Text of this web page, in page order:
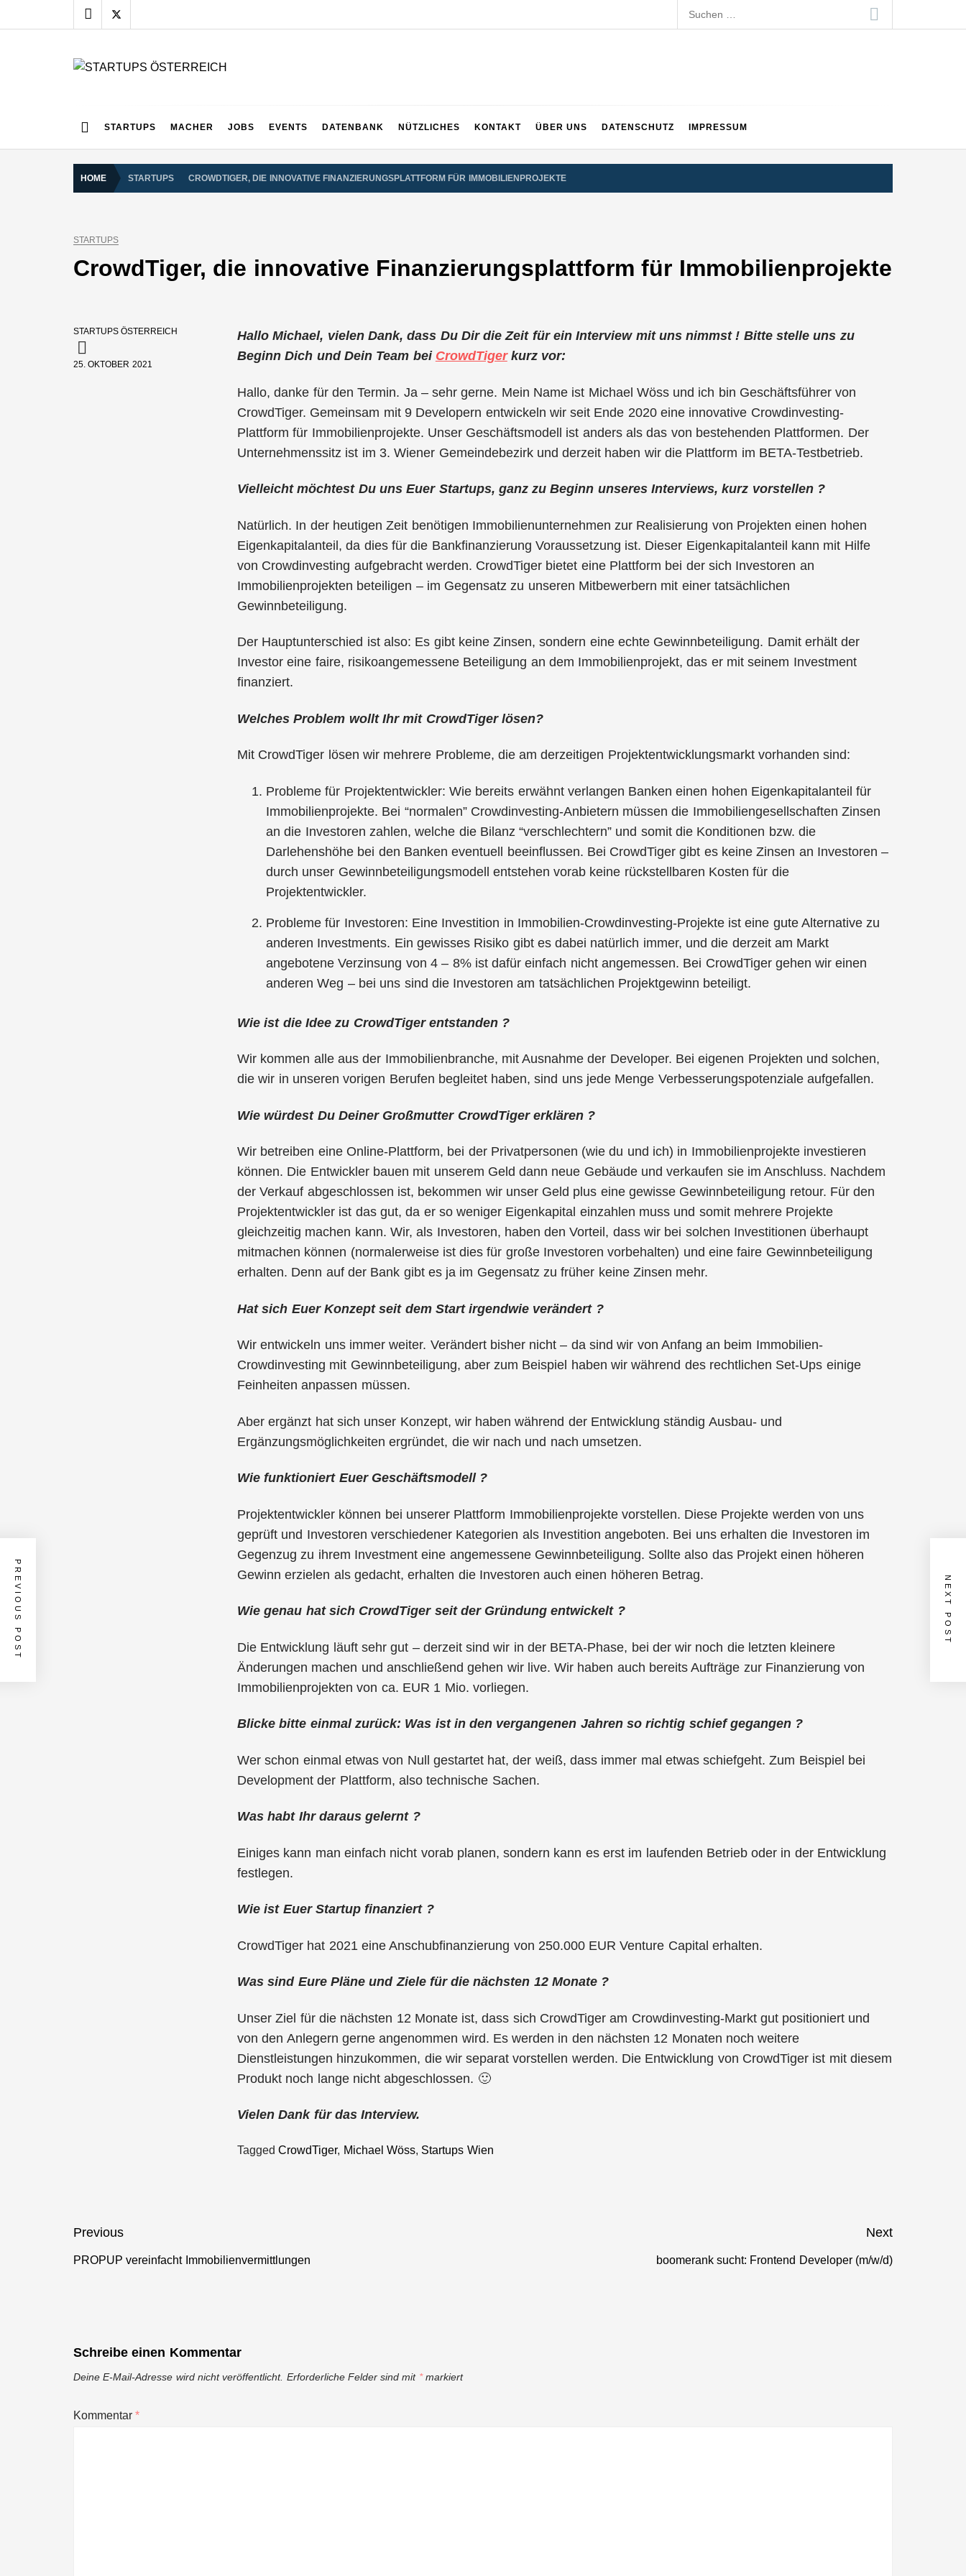
to
Suchen
nach:
STARTUPS MACHER JOBS EVENTS DATENBANK NÜTZLICHES KONTAKT ÜBER UNS DATENSCHUTZ IMPRESSUM
HOME STARTUPS CROWDTIGER, DIE INNOVATIVE FINANZIERUNGSPLATTFORM FÜR IMMOBILIENPROJEKTE
STARTUPS
CrowdTiger, die innovative Finanzierungsplattform für Immobilienprojekte
STARTUPS ÖSTERREICH
25. OKTOBER 2021
Hallo Michael, vielen Dank, dass Du Dir die Zeit für ein Interview mit uns nimmst ! Bitte stelle uns zu
Beginn Dich und Dein Team bei CrowdTigerkurz vor:
Hallo, danke für den Termin. Ja – sehr gerne. Mein Name ist Michael Wöss und ich bin Geschäftsführer von
CrowdTiger. Gemeinsam mit 9 Developern entwickeln wir seit Ende 2020 eine innovative Crowdinvesting-
Plattform für Immobilienprojekte. Unser Geschäftsmodell ist anders als das von bestehenden Plattformen. Der
Unternehmenssitz ist im 3. Wiener Gemeindebezirk und derzeit haben wir die Plattform im BETA-Testbetrieb.
Vielleicht möchtest Du uns Euer Startups, ganz zu Beginn unseres Interviews, kurz vorstellen ?
Natürlich. In der heutigen Zeit benötigen Immobilienunternehmen zur Realisierung von Projekten einen hohen
Eigenkapitalanteil, da dies für die Bankfinanzierung Voraussetzung ist. Dieser Eigenkapitalanteil kann mit Hilfe
von Crowdinvesting aufgebracht werden. CrowdTiger bietet eine Plattform bei der sich Investoren an
Immobilienprojekten beteiligen – im Gegensatz zu unseren Mitbewerbern mit einer tatsächlichen
Gewinnbeteiligung.
Der Hauptunterschied ist also: Es gibt keine Zinsen, sondern eine echte Gewinnbeteiligung. Damit erhält der
Investor eine faire, risikoangemessene Beteiligung an dem Immobilienprojekt, das er mit seinem Investment
finanziert.
Welches Problem wollt Ihr mit CrowdTiger lösen?
Mit CrowdTiger lösen wir mehrere Probleme, die am derzeitigen Projektentwicklungsmarkt vorhanden sind:
Probleme für Projektentwickler: Wie bereits erwähnt verlangen Banken einen hohen Eigenkapitalanteil für
Immobilienprojekte. Bei “normalen” Crowdinvesting-Anbietern müssen die Immobiliengesellschaften Zinsen
an die Investoren zahlen, welche die Bilanz “verschlechtern” und somit die Konditionen bzw. die
Darlehenshöhe bei den Banken eventuell beeinflussen. Bei CrowdTiger gibt es keine Zinsen an Investoren –
durch unser Gewinnbeteiligungsmodell entstehen vorab keine rückstellbaren Kosten für die
Projektentwickler.
Probleme für Investoren: Eine Investition in Immobilien-Crowdinvesting-Projekte ist eine gute Alternative zu
anderen Investments. Ein gewisses Risiko gibt es dabei natürlich immer, und die derzeit am Markt
angebotene Verzinsung von 4 – 8% ist dafür einfach nicht angemessen. Bei CrowdTiger gehen wir einen
anderen Weg – bei uns sind die Investoren am tatsächlichen Projektgewinn beteiligt.
Wie ist die Idee zu CrowdTiger entstanden ?
Wir kommen alle aus der Immobilienbranche, mit Ausnahme der Developer. Bei eigenen Projekten und solchen,
die wir in unseren vorigen Berufen begleitet haben, sind uns jede Menge Verbesserungspotenziale aufgefallen.
Wie würdest Du Deiner Großmutter CrowdTiger erklären ?
Wir betreiben eine Online-Plattform, bei der Privatpersonen (wie du und ich) in Immobilienprojekte investieren
können. Die Entwickler bauen mit unserem Geld dann neue Gebäude und verkaufen sie im Anschluss. Nachdem
der Verkauf abgeschlossen ist, bekommen wir unser Geld plus eine gewisse Gewinnbeteiligung retour. Für den
Projektentwickler ist das gut, da er so weniger Eigenkapital einzahlen muss und somit mehrere Projekte
gleichzeitig machen kann. Wir, als Investoren, haben den Vorteil, dass wir bei solchen Investitionen überhaupt
mitmachen können (normalerweise ist dies für große Investoren vorbehalten) und eine faire Gewinnbeteiligung
erhalten. Denn auf der Bank gibt es ja im Gegensatz zu früher keine Zinsen mehr.
Hat sich Euer Konzept seit dem Start irgendwie verändert ?
Wir entwickeln uns immer weiter. Verändert bisher nicht – da sind wir von Anfang an beim Immobilien-
Crowdinvesting mit Gewinnbeteiligung, aber zum Beispiel haben wir während des rechtlichen Set-Ups einige
Feinheiten anpassen müssen.
Aber ergänzt hat sich unser Konzept, wir haben während der Entwicklung ständig Ausbau- und
Ergänzungsmöglichkeiten ergründet, die wir nach und nach umsetzen.
Wie funktioniert Euer Geschäftsmodell ?
Projektentwickler können bei unserer Plattform Immobilienprojekte vorstellen. Diese Projekte werden von uns
geprüft und Investoren verschiedener Kategorien als Investition angeboten. Bei uns erhalten die Investoren im
Gegenzug zu ihrem Investment eine angemessene Gewinnbeteiligung. Sollte also das Projekt einen höheren
Gewinn erzielen als gedacht, erhalten die Investoren auch einen höheren Betrag.
Wie genau hat sich CrowdTiger seit der Gründung entwickelt ?
Die Entwicklung läuft sehr gut – derzeit sind wir in der BETA-Phase, bei der wir noch die letzten kleinere
Änderungen machen und anschließend gehen wir live. Wir haben auch bereits Aufträge zur Finanzierung von
Immobilienprojekten von ca. EUR 1 Mio. vorliegen.
Blicke bitte einmal zurück: Was ist in den vergangenen Jahren so richtig schief gegangen ?
Wer schon einmal etwas von Null gestartet hat, der weiß, dass immer mal etwas schiefgeht. Zum Beispiel bei
Development der Plattform, also technische Sachen.
Was habt Ihr daraus gelernt ?
Einiges kann man einfach nicht vorab planen, sondern kann es erst im laufenden Betrieb oder in der Entwicklung
festlegen.
Wie ist Euer Startup finanziert ?
CrowdTiger hat 2021 eine Anschubfinanzierung von 250.000 EUR Venture Capital erhalten.
Was sind Eure Pläne und Ziele für die nächsten 12 Monate ?
Unser Ziel für die nächsten 12 Monate ist, dass sich CrowdTiger am Crowdinvesting-Markt gut positioniert und
von den Anlegern gerne angenommen wird. Es werden in den nächsten 12 Monaten noch weitere
Dienstleistungen hinzukommen, die wir separat vorstellen werden. Die Entwicklung von CrowdTiger ist mit diesem
Produkt noch lange nicht abgeschlossen. 🙂
Vielen Dank für das Interview.
TaggedCrowdTiger, Michael Wöss, Startups Wien
Beitragsnavigation
Previous
Previous
PROPUP vereinfacht Immobilienvermittlungen
Next
Next
boomerank sucht: Frontend Developer (m/w/d)
PREVIOUS POST NEXT POST
Schreibe einen Kommentar
Deine E-Mail-Adresse wird nicht veröffentlicht. Erforderliche Felder sind mit *markiert
Kommentar*